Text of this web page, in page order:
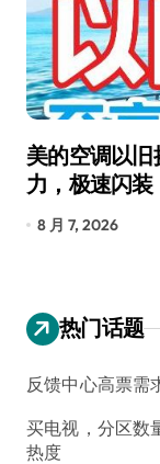
美的空调以
力，极速闪装
8 月 7, 2026
热门话题
反馈中心高票需
买电视，分区数
热度